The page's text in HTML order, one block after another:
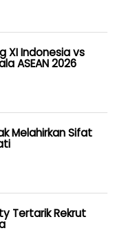
XI Indonesia vs
ASEAN 2026
Melahirkan Sifat
Tertarik Rekrut